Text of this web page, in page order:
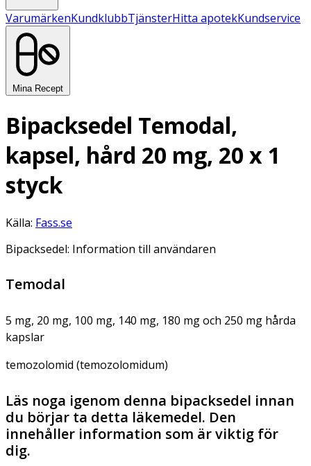
VarumärkenKundklubbTjänsterHitta apotekKundservice
Mina Recept
Bipacksedel Temodal,
kapsel, hård 20 mg, 20 x 1
styck
Källa: Fass.se
Bipacksedel: Information till användaren
Temodal
5 mg, 20 mg, 100 mg, 140 mg, 180 mg och 250 mg hårda
kapslar
temozolomid (temozolomidum)
Läs noga igenom denna bipacksedel innan
du börjar ta detta läkemedel. Den
innehåller information som är viktig för
dig.